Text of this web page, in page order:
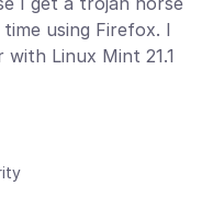
using Firefox. I
Linux Mint 21.1